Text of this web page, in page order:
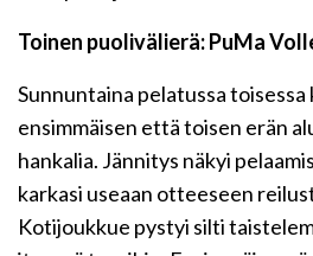
Toinen puolivälierä: PuMa
Sunnuntaina pelatussa toisessa
ensimmäisen että toisen erän
hankalia. Jännitys näkyi
karkasi useaan otteeseen
Kotijoukkue pystyi silti